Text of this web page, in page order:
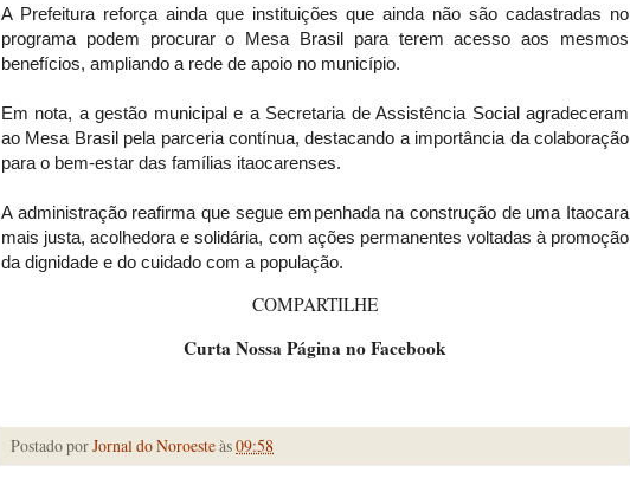
A Prefeitura reforça ainda que instituições que ainda não são cadastradas no
programa podem procurar o Mesa Brasil para terem acesso aos mesmos
benefícios, ampliando a rede de apoio no município.
Em nota, a gestão municipal e a Secretaria de Assistência Social agradeceram
ao Mesa Brasil pela parceria contínua, destacando a importância da colaboração
para o bem-estar das famílias itaocarenses.
A administração reafirma que segue empenhada na construção de uma Itaocara
mais justa, acolhedora e solidária, com ações permanentes voltadas à promoção
da dignidade e do cuidado com a população.
COMPARTILHE
Curta Nossa Página no Facebook
Postado porJornal do Noroesteàs09:58